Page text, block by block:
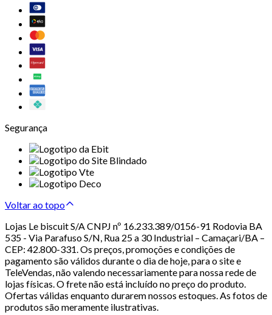
Segurança
Voltar ao topo
Lojas Le biscuit S/A CNPJ nº 16.233.389/0156-91 Rodovia BA
535 - Via Parafuso S/N, Rua 25 a 30 Industrial – Camaçari/BA –
CEP: 42.800-331. Os preços, promoções e condições de
pagamento são válidos durante o dia de hoje, para o site e
TeleVendas, não valendo necessariamente para nossa rede de
lojas físicas. O frete não está incluído no preço do produto.
Ofertas válidas enquanto durarem nossos estoques. As fotos de
produtos são meramente ilustrativas.